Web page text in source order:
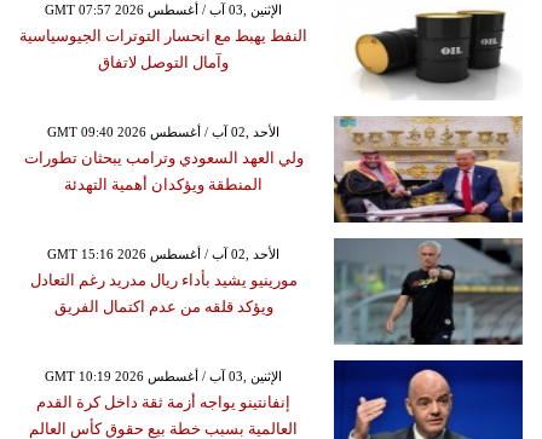
GMT 07:57 2026 الإثنين ,03 آب / أغسطس
النفط يهبط مع انحسار التوترات الجيوسياسية
وآمال التوصل لاتفاق
GMT 09:40 2026 الأحد ,02 آب / أغسطس
ولي العهد السعودي وترامب يبحثان تطورات
المنطقة ويؤكدان أهمية التهدئة
GMT 15:16 2026 الأحد ,02 آب / أغسطس
مورينيو يشيد بأداء ريال مدريد رغم التعادل
ويؤكد قلقه من عدم اكتمال الفريق
GMT 10:19 2026 الإثنين ,03 آب / أغسطس
إنفانتينو يواجه أزمة ثقة داخل كرة القدم
العالمية بسبب خطة بيع حقوق كأس العالم